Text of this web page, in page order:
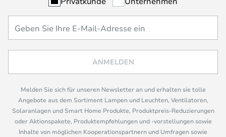
ANMELDEN
Melden Sie sich für unseren Newsletter an und erhalten sie tolle
Angebote aus dem Sortiment Lampen und Leuchten, Ventilatoren,
Solaranlagen und Smart Home Produkte, Produktpreis-Reduzierungen
oder Aktionspakete, Produktempfehlungen und -vorstellungen sowie
Inhalte von möglichen Kooperationspartnern und Umfragen sowie